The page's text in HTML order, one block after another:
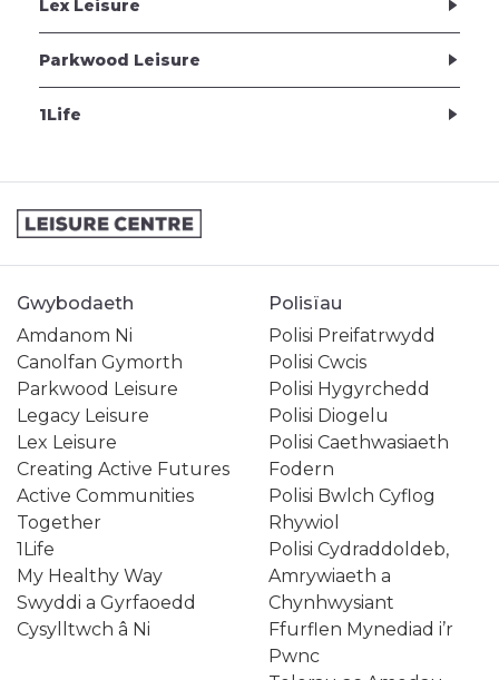
Lex Leisure
Parkwood Leisure
1Life
Gwybodaeth
Amdanom Ni
Canolfan Gymorth
Parkwood Leisure
Legacy Leisure
Lex Leisure
Creating Active Futures
Active Communities
Together
1Life
My Healthy Way
Swyddi a Gyrfaoedd
Cysylltwch â Ni
Polisïau
Polisi Preifatrwydd
Polisi Cwcis
Polisi Hygyrchedd
Polisi Diogelu
Polisi Caethwasiaeth
Fodern
Polisi Bwlch Cyflog
Rhywiol
Polisi Cydraddoldeb,
Amrywiaeth a
Chynhwysiant
Ffurflen Mynediad i’r
Pwnc